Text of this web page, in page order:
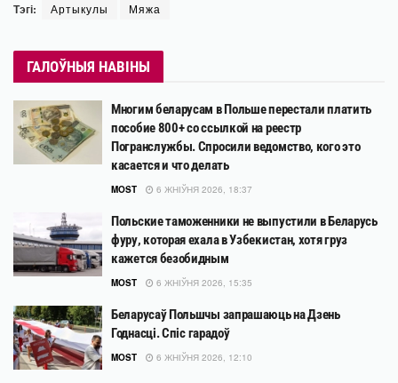
Тэгі: Артыкулы Мяжа
ГАЛОЎНЫЯ НАВІНЫ
Многим беларусам в Польше перестали платить
пособие 800+ со ссылкой на реестр
Погранслужбы. Спросили ведомство, кого это
касается и что делать
MOST 6 ЖНІЎНЯ 2026, 18:37
Польские таможенники не выпустили в Беларусь
фуру, которая ехала в Узбекистан, хотя груз
кажется безобидным
MOST 6 ЖНІЎНЯ 2026, 15:35
Беларусаў Польшчы запрашаюць на Дзень
Годнасці. Спіс гарадоў
MOST 6 ЖНІЎНЯ 2026, 12:10